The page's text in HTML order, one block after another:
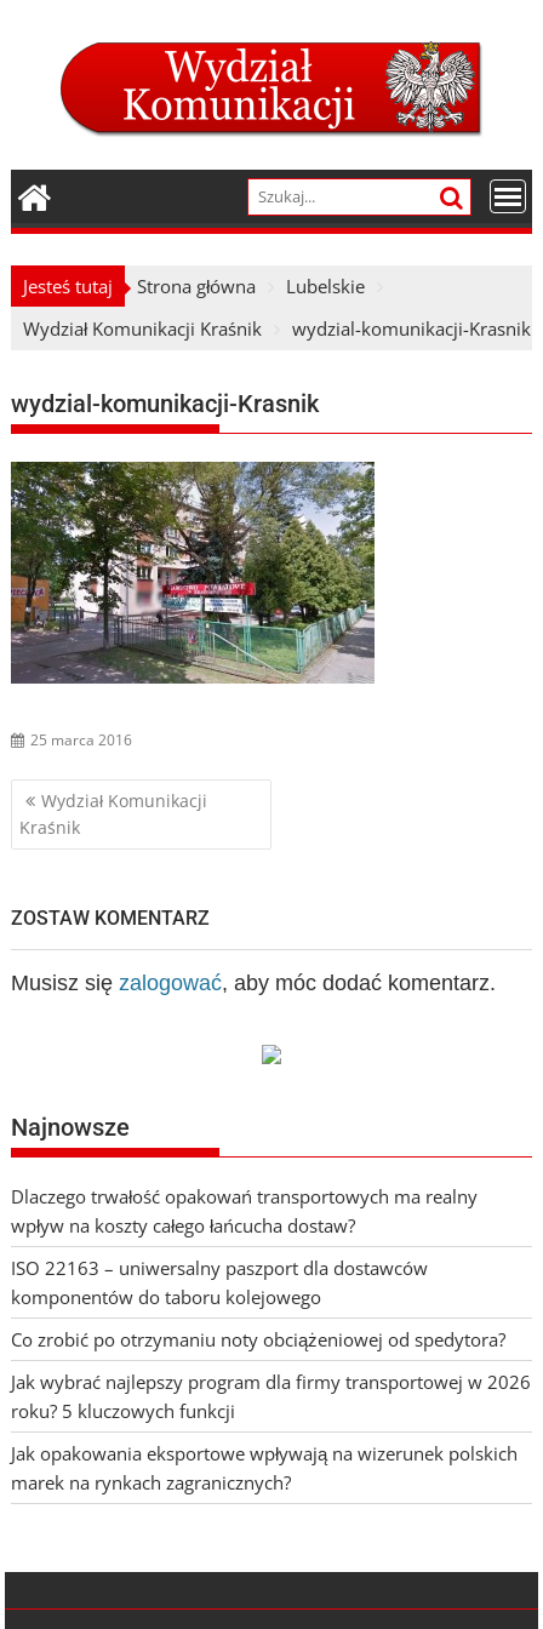
Jesteś tutaj Strona główna
Lubelskie
Wydział Komunikacji Kraśnik
wydzial-komunikacji-Krasnik
wydzial-komunikacji-Krasnik
25 marca 2016
Nawigacja
wpisu
Wydział Komunikacji
Kraśnik
ZOSTAW KOMENTARZ
Musisz się zalogować, aby móc dodać komentarz.
Najnowsze
Dlaczego trwałość opakowań transportowych ma realny
wpływ na koszty całego łańcucha dostaw?
ISO 22163 – uniwersalny paszport dla dostawców
komponentów do taboru kolejowego
Co zrobić po otrzymaniu noty obciążeniowej od spedytora?
Jak wybrać najlepszy program dla firmy transportowej w 2026
roku? 5 kluczowych funkcji
Jak opakowania eksportowe wpływają na wizerunek polskich
marek na rynkach zagranicznych?